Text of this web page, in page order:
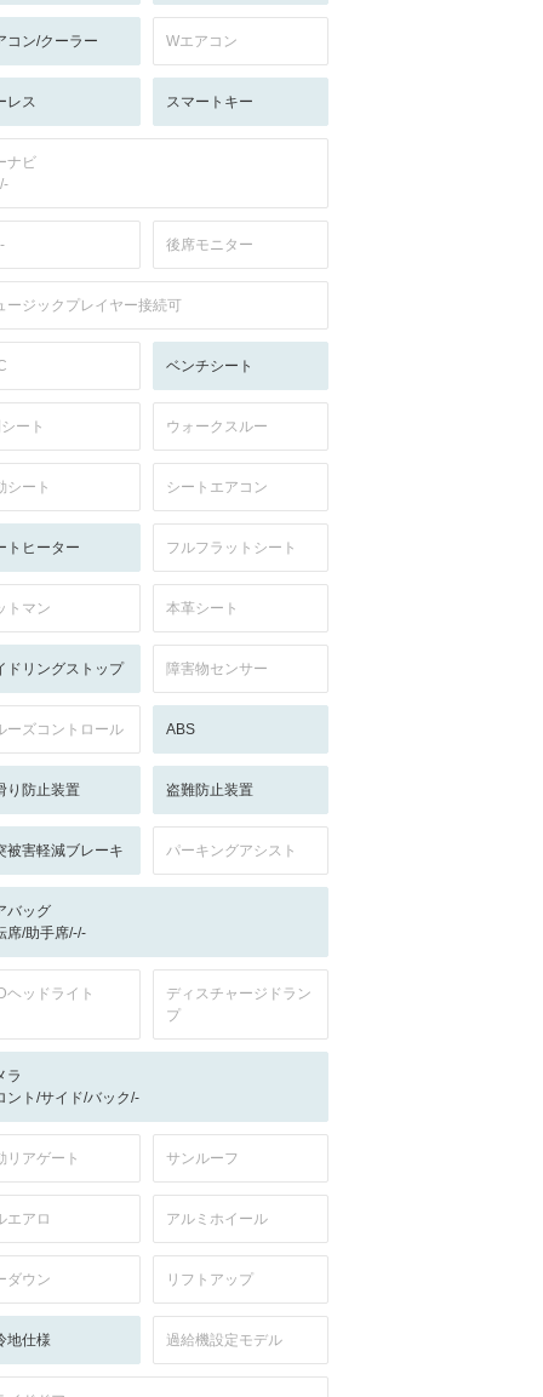
コン/クーラー Wエアコン
レス スマートキー
ナビ
後席モニター
ージックプレイヤー接続可
ベンチシート
ート ウォークスルー
シート シートエアコン
トヒーター フルフラットシート
トマン 本革シート
ドリングストップ 障害物センサー
ーズコントロール ABS
り防止装置 盗難防止装置
被害軽減ブレーキ パーキングアシスト
バッグ
席/助手席/-/-
ヘッドライト
ディスチャージドラン
プ
ラ
ント/サイド/バック/-
リアゲート サンルーフ
エアロ アルミホイール
ダウン リフトアップ
地仕様 過給機設定モデル